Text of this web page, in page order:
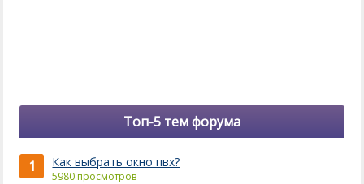
Топ-5 тем форума
1 Как выбрать окно пвх?
5980 просмотров